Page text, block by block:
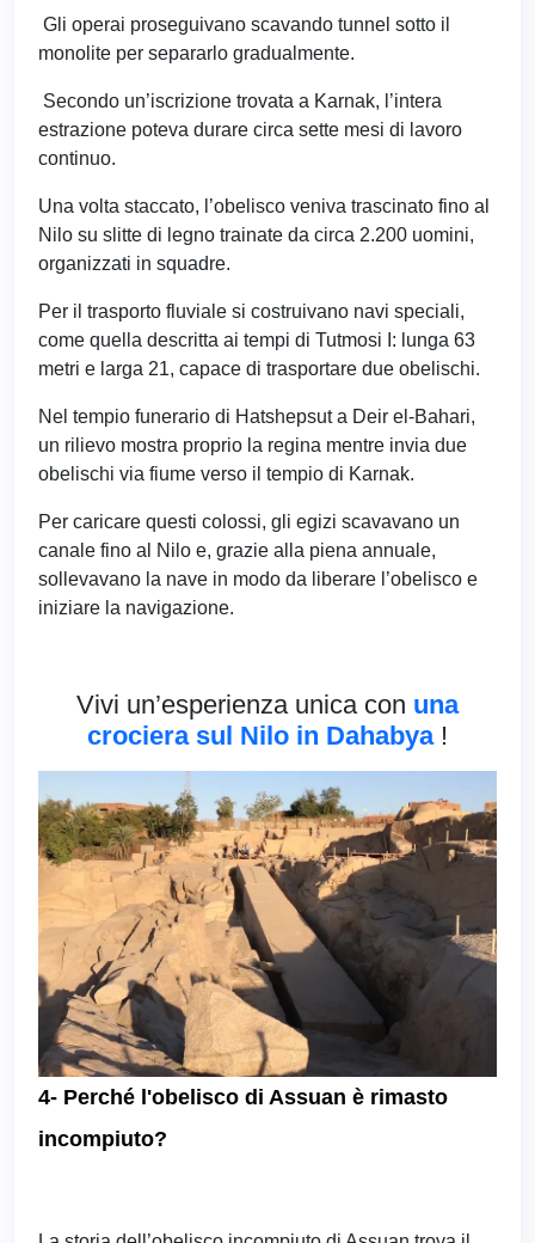
Gli operai proseguivano scavando tunnel sotto il
monolite per separarlo gradualmente.
Secondo un’iscrizione trovata a Karnak, l’intera
estrazione poteva durare circa sette mesi di lavoro
continuo.
Una volta staccato, l’obelisco veniva trascinato fino al
Nilo su slitte di legno trainate da circa 2.200 uomini,
organizzati in squadre.
Per il trasporto fluviale si costruivano navi speciali,
come quella descritta ai tempi di Tutmosi I: lunga 63
metri e larga 21, capace di trasportare due obelischi.
Nel tempio funerario di Hatshepsut a Deir el-Bahari,
un rilievo mostra proprio la regina mentre invia due
obelischi via fiume verso il tempio di Karnak.
Per caricare questi colossi, gli egizi scavavano un
canale fino al Nilo e, grazie alla piena annuale,
sollevavano la nave in modo da liberare l’obelisco e
iniziare la navigazione.
Vivi un’esperienza unica con una
crociera sul Nilo in Dahabya !
4- Perché l'obelisco di Assuan è rimasto
incompiuto?